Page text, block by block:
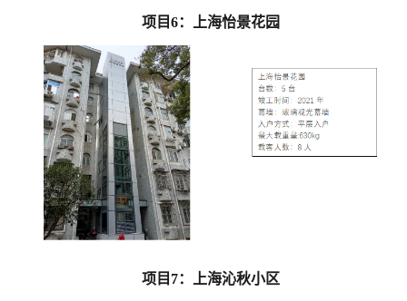
项目6： 上海怡景花园
项目 7： 上海沁秋小区